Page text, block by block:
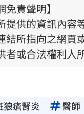
免責聲明】
提供的資訊內容
結所指向之網頁
者或合法權利人
立新聞網所提供
狼瘡腎炎 醫師